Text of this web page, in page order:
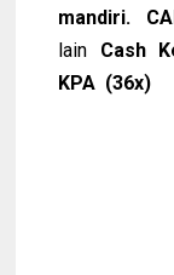
mandiri.
lain Cash
KPA (36x)